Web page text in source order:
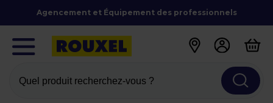
Agencement et Équipement des professionnels
Quel produit recherchez-vous ?